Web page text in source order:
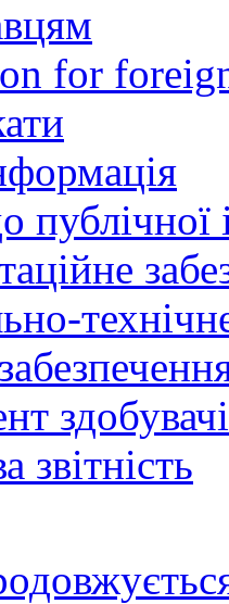
for
публічної
звітність